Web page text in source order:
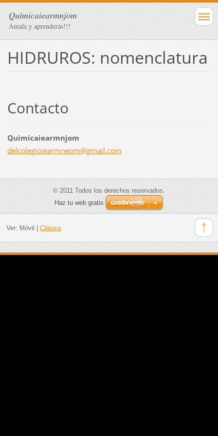
Químicaiearmnjom
Ámala y aprenderás!!!
HIDRUROS: nomenclatura
Contacto
Quimicaiearmnjom
delcolegioiearmneom@gmail.com
© 2011 Todos los derechos reservados.
Haz tu web gratis
Ver: Móvil Clásica